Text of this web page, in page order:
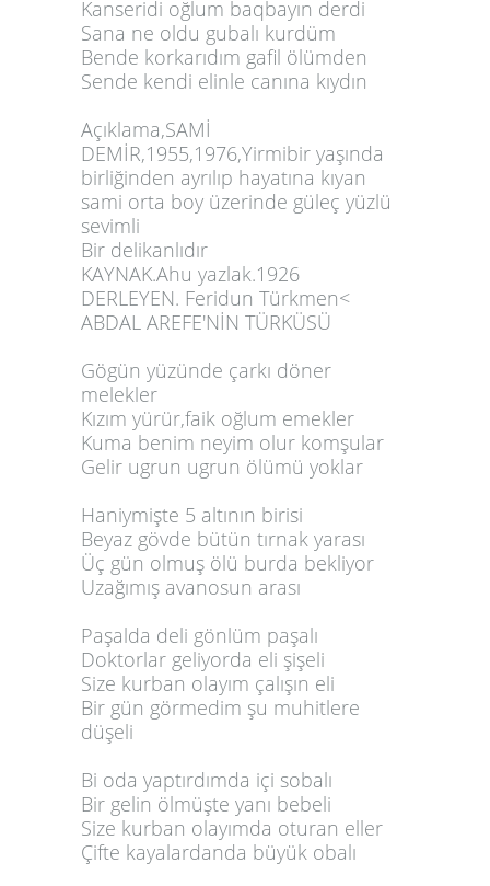
Kanseridi oğlum baqbayın derdi
Sana ne oldu gubalı kurdüm
Bende korkarıdım gafil ölümden
Sende kendi elinle canına kıydın
Açıklama,SAMİ
DEMİR,1955,1976,Yirmibir yaşında
birliğinden ayrılıp hayatına kıyan
sami orta boy üzerinde güleç yüzlü
sevimli
Bir delikanlıdır
KAYNAK.Ahu yazlak.1926
DERLEYEN. Feridun Türkmen<
ABDAL AREFE'NİN TÜRKÜSÜ
Gögün yüzünde çarkı döner
melekler
Kızım yürür,faik oğlum emekler
Kuma benim neyim olur komşular
Gelir ugrun ugrun ölümü yoklar
Haniymişte 5 altının birisi
Beyaz gövde bütün tırnak yarası
Üç gün olmuş ölü burda bekliyor
Uzağımış avanosun arası
Paşalda deli gönlüm paşalı
Doktorlar geliyorda eli şişeli
Size kurban olayım çalışın eli
Bir gün görmedim şu muhitlere
düşeli
Bi oda yaptırdımda içi sobalı
Bir gelin ölmüşte yanı bebeli
Size kurban olayımda oturan eller
Çifte kayalardanda büyük obalı